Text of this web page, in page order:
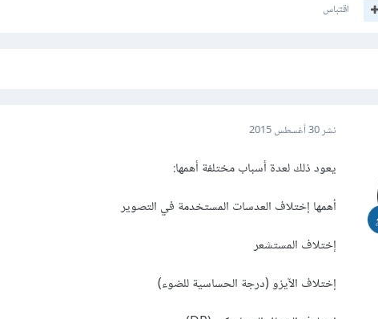
اقتباس
نشر30 أغسطس 2015
يعود ذلك لعدة أسباب مختلفة أهمها:
أهمها إختلاف العدسات المستخدمة في التصوير
إختلاف المستشعر
إختلاف الآيزو (درجة الحساسية للضوء)